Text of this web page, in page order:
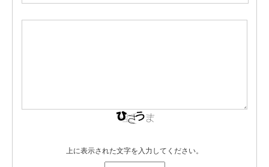
上に表示された文字を入力してください。